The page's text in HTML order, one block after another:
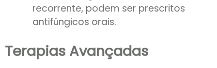
recorrente, podem ser prescritos
antifúngicos orais.
Terapias Avançadas